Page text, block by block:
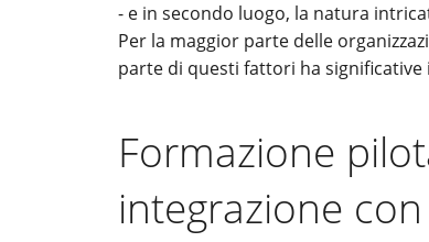
- e in secondo luogo, la natura
Per la maggior parte delle
parte di questi fattori ha
Formazione
integrazione